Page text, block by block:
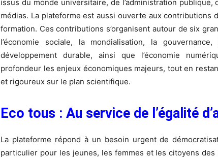
issus du monde universitaire, de l’administration
médias. La plateforme est aussi ouverte aux contributions
formation. Ces contributions s’organisent autour de six
l’économie sociale, la mondialisation, la
développement durable, ainsi que l’économie
profondeur les enjeux économiques majeurs, tout en
et rigoureux sur le plan scientifique.
Eco tous : Au service de l’égalité
La plateforme répond à un besoin urgent de
particulier pour les jeunes, les femmes et les citoyens